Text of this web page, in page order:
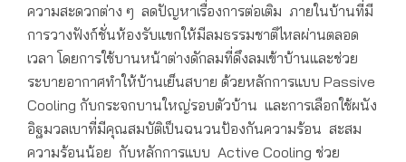
ความสะดวกต่าง ๆ ลดปัญหาเรื่องการต่อเติม ภายในบ้านที่มี
การวางฟังก์ชั่นห้องรับแขกให้มีลมธรรมชาติไหลผ่านตลอด
เวลา โดยการใช้บานหน้าต่างดักลมที่ดึงลมเข้าบ้านและช่วย
ระบายอากาศทำให้บ้านเย็นสบาย ด้วยหลักการแบบ Passive
Cooling กับกระจกบานใหญ่รอบตัวบ้าน และการเลือกใช้ผนัง
อิฐมวลเบาที่มีคุณสมบัติเป็นฉนวนป้องกันความร้อน สะสม
ความร้อนน้อย กับหลักการแบบ Active Cooling ช่วย